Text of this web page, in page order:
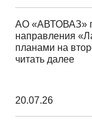
АО «АВТОВАЗ»
направления
планами на
читать далее
20.07.26